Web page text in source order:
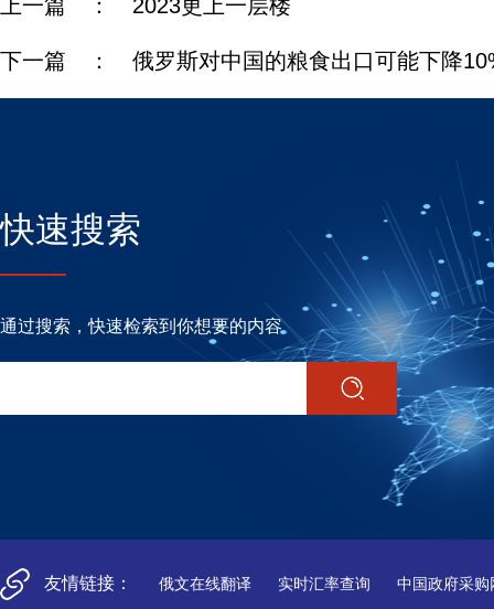
上一篇 ： 2023更上一层楼
下一篇 ： 俄罗斯对中国的粮食出口可能下降
快速搜索
通过搜索，快速检索到你想要的内容
友情链接： 俄文在线翻译 实时汇率查询 中国政府采购